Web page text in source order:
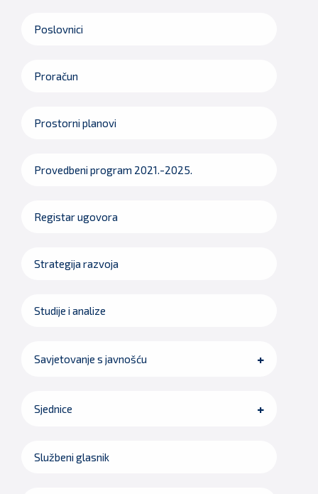
Poslovnici
Proračun
Prostorni planovi
Provedbeni program 2021.-2025.
Registar ugovora
Strategija razvoja
Studije i analize
Savjetovanje s javnošću
Sjednice
Službeni glasnik